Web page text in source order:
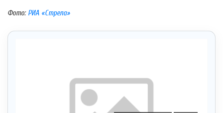
Фото:РИА «Стрела»